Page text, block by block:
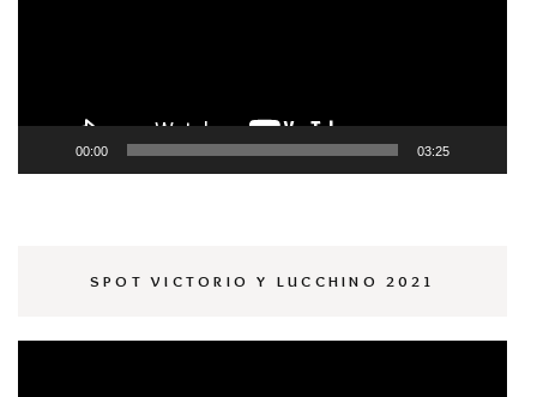
00:00 03:25
SPOT VICTORIO Y LUCCHINO 2021